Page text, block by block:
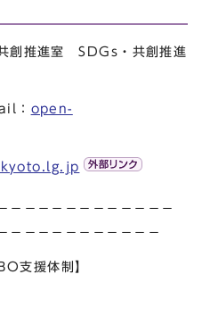
創推進室 SDGs・共創推進
： open-
－－－－－－－－－－－－
－－－－－－－－－－－
支援体制】